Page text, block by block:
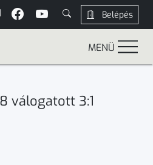
| Belépés
MENÜ
válogatott 3:1